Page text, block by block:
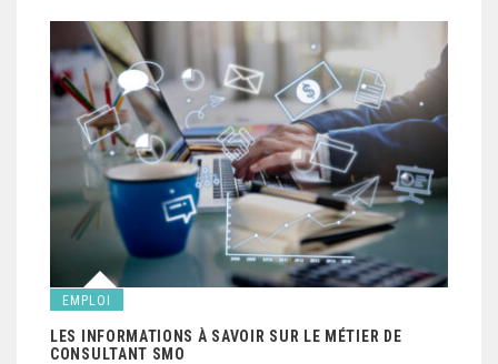
EMPLOI
LES INFORMATIONS À SAVOIR SUR LE MÉTIER DE
CONSULTANT SMO